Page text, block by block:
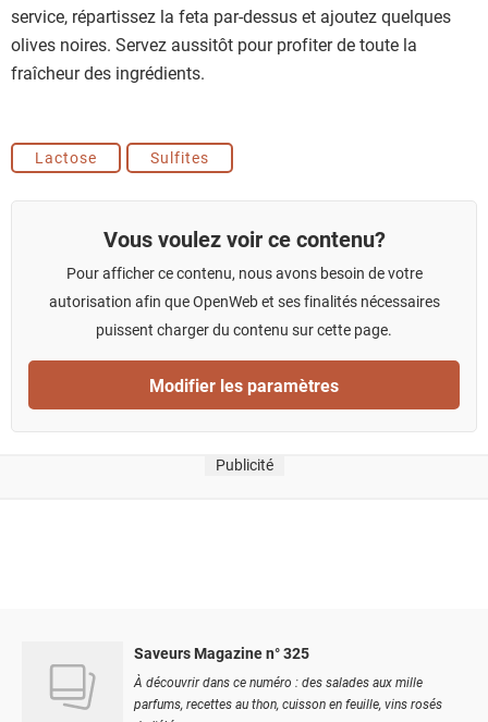
service, répartissez la feta par-dessus et ajoutez quelques
olives noires. Servez aussitôt pour profiter de toute la
fraîcheur des ingrédients.
Lactose Sulfites
Vous voulez voir ce contenu?
Pour afficher ce contenu, nous avons besoin de votre
autorisation afin que OpenWeb et ses finalités nécessaires
puissent charger du contenu sur cette page.
Modifier les paramètres
Publicité
Saveurs Magazine n° 325
À découvrir dans ce numéro : des salades aux mille
parfums, recettes au thon, cuisson en feuille, vins rosés